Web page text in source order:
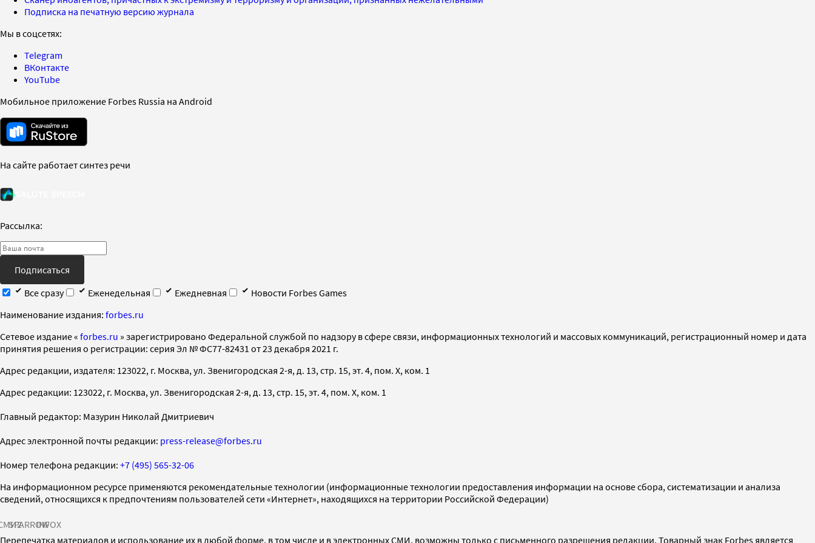
Подписка на печатную версию журнала
Мы в соцсетях:
Telegram
ВКонтакте
YouTube
Мобильное приложение Forbes Russia на Android
На сайте работает синтез речи
Рассылка:
Подписаться
Все сразу
Еженедельная Ежедневная
Новости Forbes Games
Наименование издания: forbes.ru
Cетевое издание « forbes.ru » зарегистрировано Федеральной службой по надзору в сфере связи, информационных технологий и массовых коммуникаций, регистрационный номер и дата
принятия решения о регистрации: серия Эл № ФС77-82431 от 23 декабря 2021 г.
Адрес редакции, издателя: 123022, г. Москва, ул. Звенигородская 2-я, д. 13, стр. 15, эт. 4, пом. X, ком. 1
Адрес редакции: 123022, г. Москва, ул. Звенигородская 2-я, д. 13, стр. 15, эт. 4, пом. X, ком. 1
Главный редактор: Мазурин Николай Дмитриевич
Адрес электронной почты редакции: press-release@forbes.ru
Номер телефона редакции: +7 (495) 565-32-06
На информационном ресурсе применяются рекомендательные технологии (информационные технологии предоставления информации на основе сбора, систематизации и анализа
сведений, относящихся к предпочтениям пользователей сети «Интернет», находящихся на территории Российской Федерации)
SPARROWINFOX
Перепечатка материалов и использование их в любой форме, в том числе и в электронных СМИ, возможны только с письменного разрешения редакции. Товарный знак Forbes является